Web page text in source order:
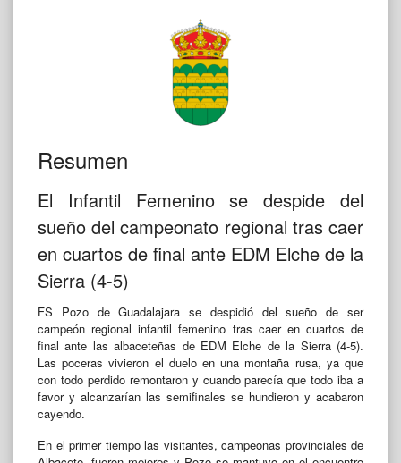
Resumen
El Infantil Femenino se despide del
sueño del campeonato regional tras caer
en cuartos de final ante EDM Elche de la
Sierra (4-5)
FS Pozo de Guadalajara se despidió del sueño de ser
campeón regional infantil femenino tras caer en cuartos de
final ante las albaceteñas de EDM Elche de la Sierra (4-5).
Las poceras vivieron el duelo en una montaña rusa, ya que
con todo perdido remontaron y cuando parecía que todo iba a
favor y alcanzarían las semifinales se hundieron y acabaron
cayendo.
En el primer tiempo las visitantes, campeonas provinciales de